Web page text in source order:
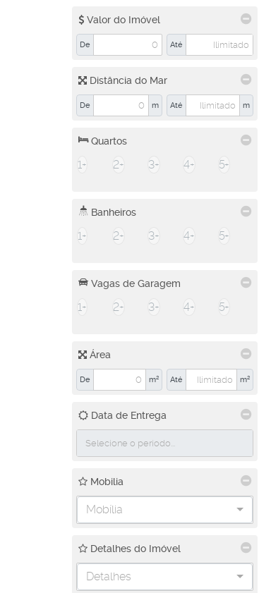
Valor do Imóvel
De Até
Distância do Mar
De m Até m
Quartos
1+ 2+ 3+ 4+ 5+
Banheiros
1+ 2+ 3+ 4+ 5+
Vagas de Garagem
1+ 2+ 3+ 4+ 5+
Área
De m² Até m²
Data de Entrega
Mobilia
Mobília
Detalhes do Imóvel
Detalhes